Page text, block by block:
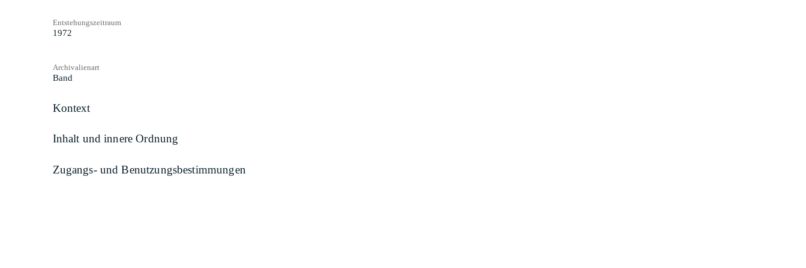
Entstehungszeitraum
1972
Archivalienart
Band
Kontext
Inhalt und innere Ordnung
Zugangs- und Benutzungsbestimmungen